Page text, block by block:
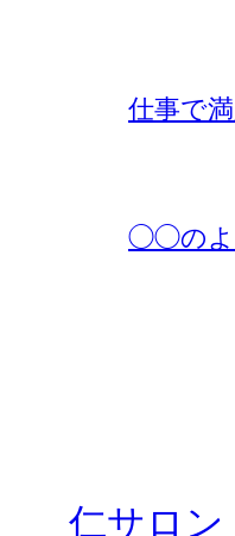
仕事で
◯◯のよ
仁サロン